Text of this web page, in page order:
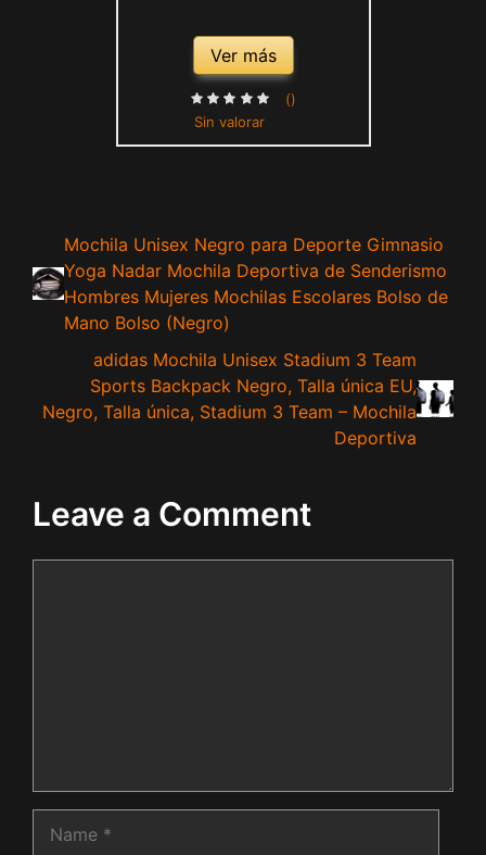
Ver más
Sin valorar
()
Mochila Unisex Negro para Deporte Gimnasio
Yoga Nadar Mochila Deportiva de Senderismo
Hombres Mujeres Mochilas Escolares Bolso de
Mano Bolso (Negro)
adidas Mochila Unisex Stadium 3 Team
Sports Backpack Negro, Talla única EU,
Negro, Talla única, Stadium 3 Team – Mochila
Deportiva
Leave a Comment